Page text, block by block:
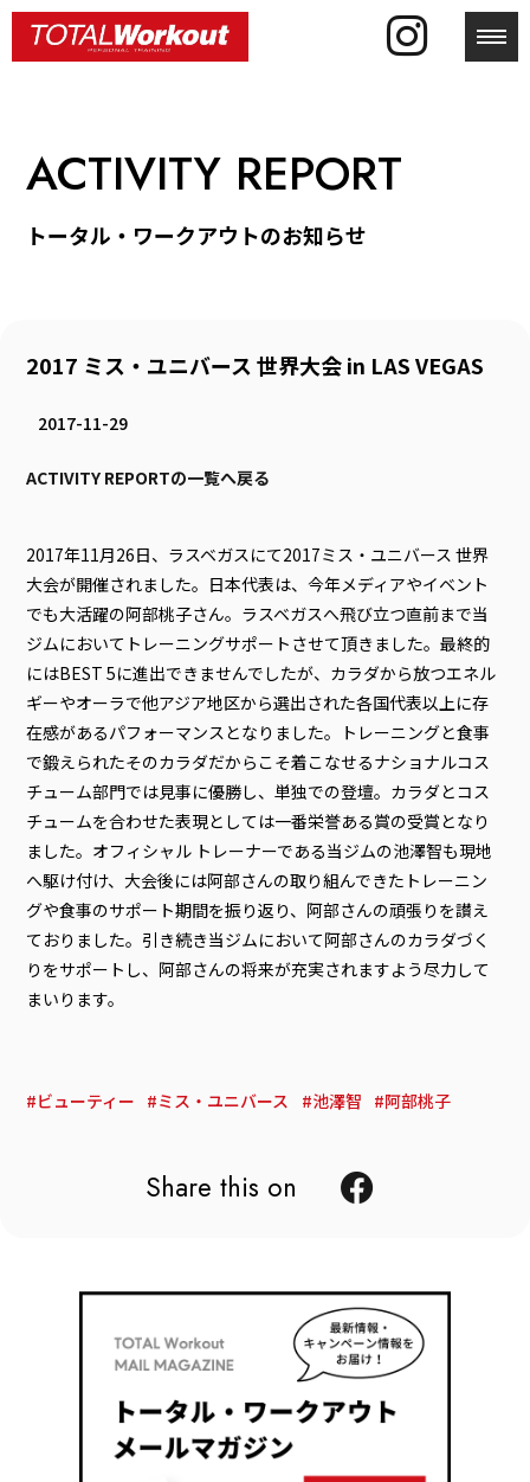
ACTIVITY REPORT
トータル・ワークアウトのお知らせ
2017 ミス・ユニバース 世界大会 in LAS VEGAS
2017-11-29
ACTIVITY REPORTの一覧へ戻る
2017年11月26日、ラスベガスにて2017ミス・ユニバース 世界
大会が開催されました。日本代表は、今年メディアやイベント
でも大活躍の阿部桃子さん。ラスベガスへ飛び立つ直前まで当
ジムにおいてトレーニングサポートさせて頂きました。最終的
にはBEST 5に進出できませんでしたが、カラダから放つエネル
ギーやオーラで他アジア地区から選出された各国代表以上に存
在感があるパフォーマンスとなりました。トレーニングと食事
で鍛えられたそのカラダだからこそ着こなせるナショナルコス
チューム部門では見事に優勝し、単独での登壇。カラダとコス
チュームを合わせた表現としては一番栄誉ある賞の受賞となり
ました。オフィシャル トレーナーである当ジムの池澤智も現地
へ駆け付け、大会後には阿部さんの取り組んできたトレーニン
グや食事のサポート期間を振り返り、阿部さんの頑張りを讃え
ておりました。引き続き当ジムにおいて阿部さんのカラダづく
りをサポートし、阿部さんの将来が充実されますよう尽力して
まいります。
ビューティー ミス・ユニバース 池澤智 阿部桃子
Share this on